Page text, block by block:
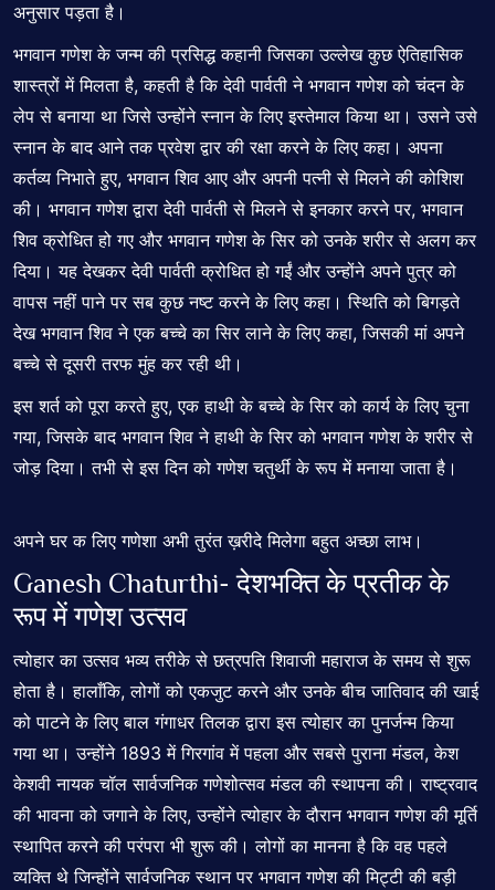
अनुसार पड़ता है।
भगवान गणेश के जन्म की प्रसिद्ध कहानी जिसका उल्लेख कुछ ऐतिहासिक
शास्त्रों में मिलता है, कहती है कि देवी पार्वती ने भगवान गणेश को चंदन के
लेप से बनाया था जिसे उन्होंने स्नान के लिए इस्तेमाल किया था। उसने उसे
स्नान के बाद आने तक प्रवेश द्वार की रक्षा करने के लिए कहा। अपना
कर्तव्य निभाते हुए, भगवान शिव आए और अपनी पत्नी से मिलने की कोशिश
की। भगवान गणेश द्वारा देवी पार्वती से मिलने से इनकार करने पर, भगवान
शिव क्रोधित हो गए और भगवान गणेश के सिर को उनके शरीर से अलग कर
दिया। यह देखकर देवी पार्वती क्रोधित हो गईं और उन्होंने अपने पुत्र को
वापस नहीं पाने पर सब कुछ नष्ट करने के लिए कहा। स्थिति को बिगड़ते
देख भगवान शिव ने एक बच्चे का सिर लाने के लिए कहा, जिसकी मां अपने
बच्चे से दूसरी तरफ मुंह कर रही थी।
इस शर्त को पूरा करते हुए, एक हाथी के बच्चे के सिर को कार्य के लिए चुना
गया, जिसके बाद भगवान शिव ने हाथी के सिर को भगवान गणेश के शरीर से
जोड़ दिया। तभी से इस दिन को गणेश चतुर्थी के रूप में मनाया जाता है।
अपने घर क लिए गणेशा अभी तुरंत ख़रीदे मिलेगा बहुत अच्छा लाभ।
Ganesh Chaturthi- देशभक्ति के प्रतीक के
रूप में गणेश उत्सव
त्योहार का उत्सव भव्य तरीके सेछत्रपति शिवाजी महाराजके समय से शुरू
होता है। हालाँकि, लोगों को एकजुट करने और उनके बीच जातिवाद की खाई
को पाटने के लिए बाल गंगाधर तिलक द्वारा इस त्योहार का पुनर्जन्म किया
गया था। उन्होंने 1893 में गिरगांव में पहला और सबसे पुराना मंडल, केश
केशवी नायक चॉल सार्वजनिक गणेशोत्सव मंडल की स्थापना की। राष्ट्रवाद
की भावना को जगाने के लिए, उन्होंने त्योहार के दौरान भगवान गणेश की मूर्ति
स्थापित करने की परंपरा भी शुरू की। लोगों का मानना है कि वह पहले
व्यक्ति थे जिन्होंने सार्वजनिक स्थान पर भगवान गणेश की मिट्टी की बड़ी